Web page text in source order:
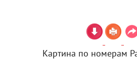
Картина по номерам